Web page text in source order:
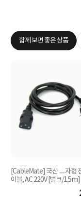
함께 보면 좋은 상품
[CableMate] 국산 ㅡ자형
이블, AC 220V [벌크/1.5m]